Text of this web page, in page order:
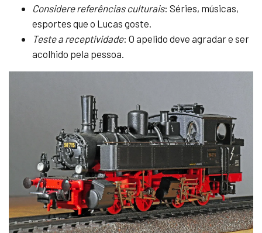
Considere referências culturais: Séries, músicas,
esportes que o Lucas goste.
Teste a receptividade: O apelido deve agradar e ser
acolhido pela pessoa.